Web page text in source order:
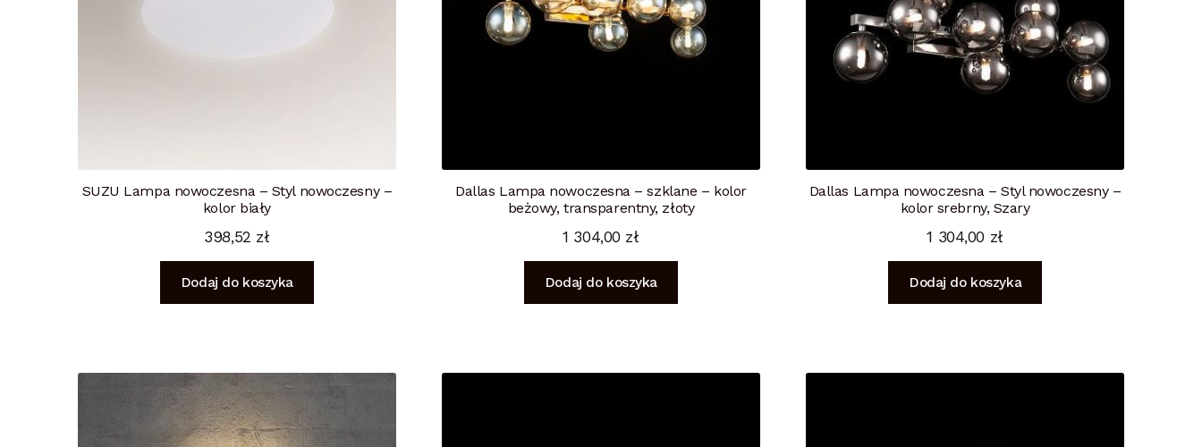
SUZU Lampa nowoczesna – Styl nowoczesny –
kolor biały
398,52 zł
Dodaj do koszyka
Dallas Lampa nowoczesna – szklane – kolor
beżowy, transparentny, złoty
1 304,00 zł
Dodaj do koszyka
Dallas Lampa nowoczesna – Styl nowoczesny –
kolor srebrny, Szary
1 304,00 zł
Dodaj do koszyka